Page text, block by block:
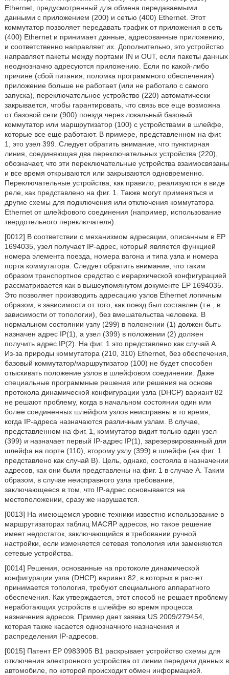
Ethernet, предусмотренный для обмена передаваемыми
данными с приложением (200) и сетью (400) Ethernet. Этот
коммутатор позволяет передавать трафик от приложения в сеть
(400) Ethernet и принимает данные, адресованные приложению,
и соответственно направляет их. Дополнительно, это устройство
направляет пакеты между портами IN и OUT, если пакеты данных
неоднозначно адресуются приложению. Если по какой-либо
причине (сбой питания, поломка программного обеспечения)
приложение больше не работает (или не работало с самого
запуска), переключательное устройство (220) автоматически
закрывается, чтобы гарантировать, что связь все еще возможна
от базовой сети (900) поезда через локальный базовый
коммутатор или маршрутизатор (100) с устройствами в шлейфе,
которые все еще работают. В примере, представленном на фиг.
1, это узел 399. Следует обратить внимание, что пунктирная
линия, соединяющая два переключательных устройства (220),
обозначает, что эти переключательные устройства взаимосвязаны
и все время открываются или закрываются одновременно.
Переключательные устройства, как правило, реализуются в виде
реле, как представлено на фиг. 1. Также могут применяться и
другие схемы для подключения или отключения коммутатора
Ethernet от шлейфового соединения (например, использование
твердотельного переключателя).
[0012] В соответствии с механизмом адресации, описанным в ЕР
1694035, узел получает IP-адрес, который является функцией
номера элемента поезда, номера вагона и типа узла и номера
порта коммутатора. Следует обратить внимание, что таким
образом транспортное средство с иерархической конфигурацией
рассматривается как в вышеупомянутом документе ЕР 1694035.
Это позволяет производить адресацию узлов Ethernet логичным
образом, в зависимости от того, как поезд был составлен (т.е., в
зависимости от топологии), без вмешательства человека. В
нормальном состоянии узлу (299) в положении (1) должен быть
назначен адрес IP(1), а узел (399) в положении (2) должен
получить адрес IP(2). На фиг. 1 это представлено как случай А.
Из-за природы коммутатора (210, 310) Ethernet, без обеспечения,
базовый коммутатор/маршрутизатор (100) не будет способен
отыскивать положение узлов в шлейфовом соединении. Даже
специальные программные решения или решения на основе
протокола динамической конфигурации узла (DHCP) вариант 82
не решают проблему, когда в начальном состоянии один или
более соединенных шлейфом узлов неисправны в то время,
когда IP-адреса назначаются различным узлам. В случае,
представленном на фиг. 1, коммутатор видит только один узел
(399) и назначает первый IP-адрес IP(1), зарезервированный для
шлейфа на порте (110), второму узлу (399) в шлейфе (на фиг. 1
представлено как случай В). Цель, однако, состояла в назначении
адресов, как они были представлены на фиг. 1 в случае А. Таким
образом, в случае неисправного узла требование,
заключающееся в том, что IP-адрес основывается на
местоположении, сразу же нарушается.
[0013] На имеющемся уровне техники известно использование в
маршрутизаторах таблиц МАСЯР адресов, но такое решение
имеет недостаток, заключающийся в требовании ручной
настройки, если изменяется сетевая топология или заменяются
сетевые устройства.
[0014] Решения, основанные на протоколе динамической
конфигурации узла (DHCP) вариант 82, в которых в расчет
принимается топология, требуют специального аппаратного
обеспечения. Как утверждается, этот способ не решает проблему
неработающих устройств в шлейфе во время процесса
назначения адресов. Пример дает заявка US 2009/279454,
которая также касается однозначного назначения и
распределения IP-адресов.
[0015] Патент ЕР 0983905 В1 раскрывает устройство схемы для
отключения электронного устройства от линии передачи данных в
автомобиле, по которой происходит обмен информацией.